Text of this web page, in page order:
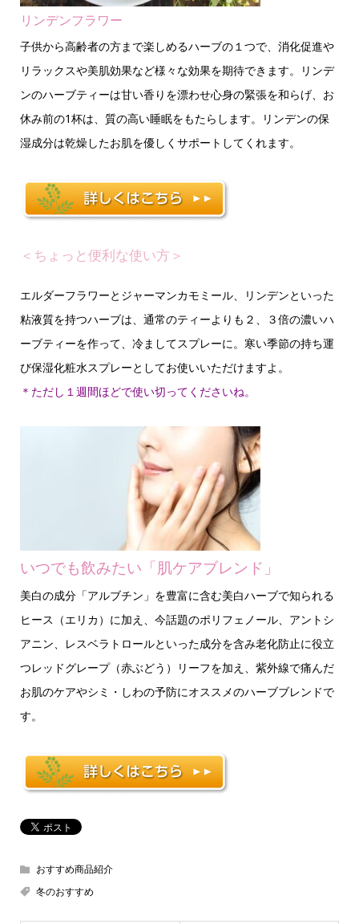
リンデンフラワー
子供から高齢者の方まで楽しめるハーブの１つで、消化促進や
リラックスや美肌効果など様々な効果を期待できます。リンデ
ンのハーブティーは甘い香りを漂わせ心身の緊張を和らげ、お
休み前の1杯は、質の高い睡眠をもたらします。リンデンの保
湿成分は乾燥したお肌を優しくサポートしてくれます。
＜ちょっと便利な使い方＞
エルダーフラワーとジャーマンカモミール、リンデンといった
粘液質を持つハーブは、通常のティーよりも２、３倍の濃いハ
ーブティーを作って、冷ましてスプレーに。寒い季節の持ち運
び保湿化粧水スプレーとしてお使いいただけますよ。
＊ただし１週間ほどで使い切ってくださいね。
いつでも飲みたい「肌ケアブレンド」
美白の成分「アルブチン」を豊富に含む美白ハーブで知られる
ヒース（エリカ）に加え、今話題のポリフェノール、アントシ
アニン、レスベラトロールといった成分を含み老化防止に役立
つレッドグレープ（赤ぶどう）リーフを加え、紫外線で痛んだ
お肌のケアやシミ・しわの予防にオススメのハーブブレンドで
す。
おすすめ商品紹介
冬のおすすめ